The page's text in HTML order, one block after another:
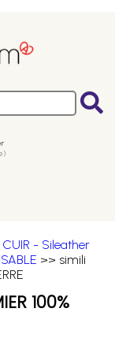
CUIR - Sileather
>> simili
100%